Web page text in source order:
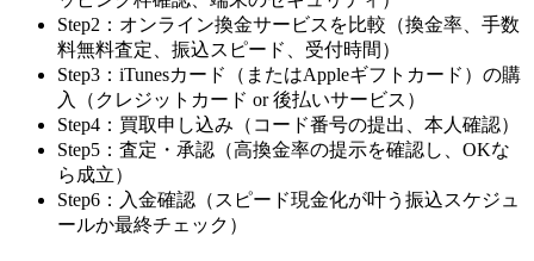
Step2：オンライン換金サービスを比較（換金率、手数
料無料査定、振込スピード、受付時間）
Step3：iTunesカード（またはAppleギフトカード）の購
入（クレジットカード or 後払いサービス）
Step4：買取申し込み（コード番号の提出、本人確認）
Step5：査定・承認（高換金率の提示を確認し、OKな
ら成立）
Step6：入金確認（スピード現金化が叶う振込スケジュ
ールか最終チェック）